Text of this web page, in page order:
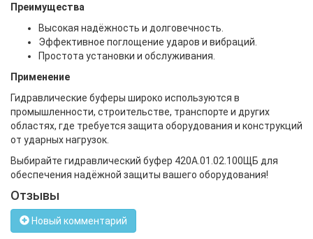
Преимущества
Высокая надёжность и долговечность.
Эффективное поглощение ударов и вибраций.
Простота установки и обслуживания.
Применение
Гидравлические буферы широко используются в
промышленности, строительстве, транспорте и других
областях, где требуется защита оборудования и конструкций
от ударных нагрузок.
Выбирайте гидравлический буфер 420А.01.02.100ЩБ для
обеспечения надёжной защиты вашего оборудования!
Отзывы
Новый комментарий